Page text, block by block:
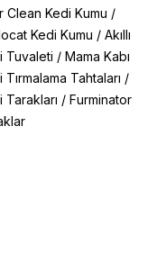
Clean Kedi Kumu /
Kedi Kumu / Akıllı
Tuvaleti / Mama Kabı
Tırmalama Tahtaları /
Tarakları / Furminator